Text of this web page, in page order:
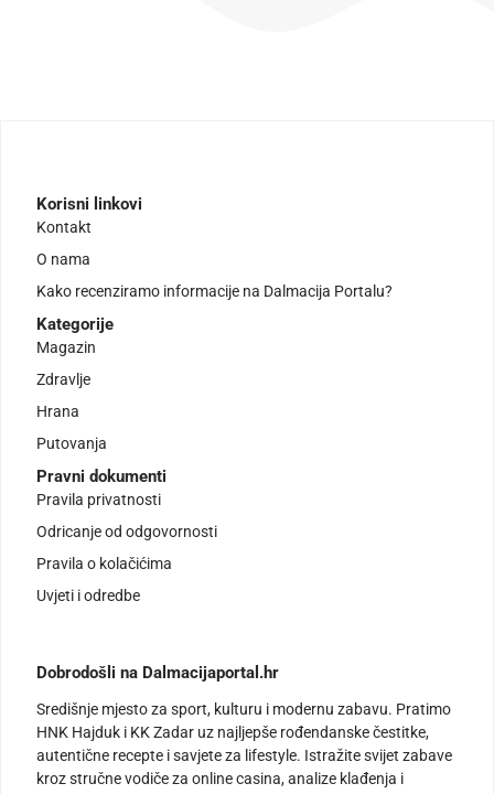
Korisni linkovi
Kontakt
O nama
Kako recenziramo informacije na Dalmacija Portalu?
Kategorije
Magazin
Zdravlje
Hrana
Putovanja
Pravni dokumenti
Pravila privatnosti
Odricanje od odgovornosti
Pravila o kolačićima
Uvjeti i odredbe
Dobrodošli na Dalmacijaportal.hr
Središnje mjesto za sport, kulturu i modernu zabavu. Pratimo
HNK Hajduk i KK Zadar uz najljepše rođendanske čestitke,
autentične recepte i savjete za lifestyle. Istražite svijet zabave
kroz stručne vodiče za online casina, analize klađenja i